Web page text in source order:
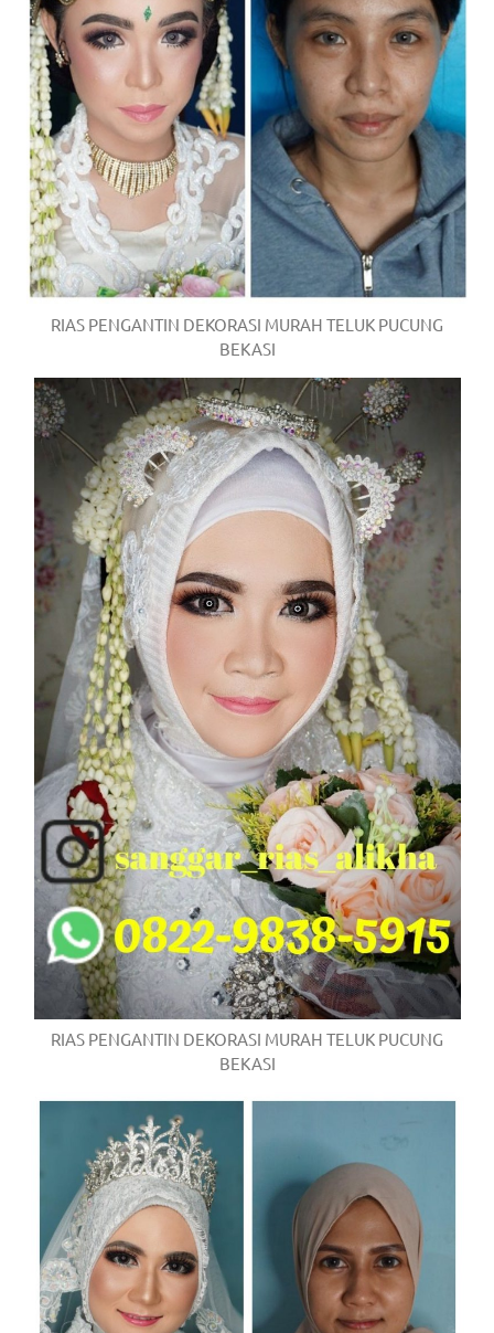
RIAS PENGANTIN DEKORASI MURAH TELUK PUCUNG
BEKASI
RIAS PENGANTIN DEKORASI MURAH TELUK PUCUNG
BEKASI